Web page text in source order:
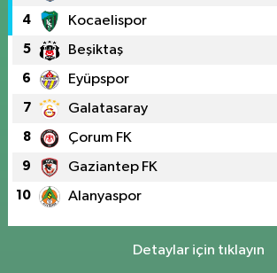
4 Kocaelispor
5 Beşiktaş
6 Eyüpspor
7 Galatasaray
8 Çorum FK
9 Gaziantep FK
10 Alanyaspor
Detaylar için tıklayın